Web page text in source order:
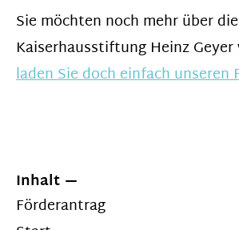
Sie möchten noch mehr über die
Kaiserhausstiftung Heinz Geyer
laden Sie doch einfach unseren
Inhalt
Förderantrag